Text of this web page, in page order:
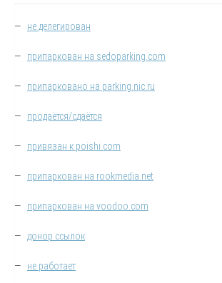
— не делегирован
— припаркован на sedoparking.com
— припарковано на parking.nic.ru
— продаётся/сдаётся
— привязан к poishi.com
— припаркован на rookmedia.net
— припаркован на voodoo.com
— донор ссылок
— не работает